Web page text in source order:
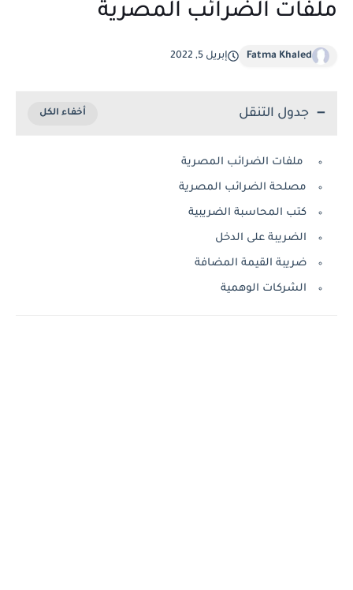
ملفات الضرائب المصرية
Fatma Khaled إبريل 5, 2022
جدول التنقل
ملفات الضرائب المصرية
مصلحة الضرائب المصرية
كتب المحاسبة الضريبية
الضريبة على الدخل
ضريبة القيمة المضافة
الشركات الوهمية